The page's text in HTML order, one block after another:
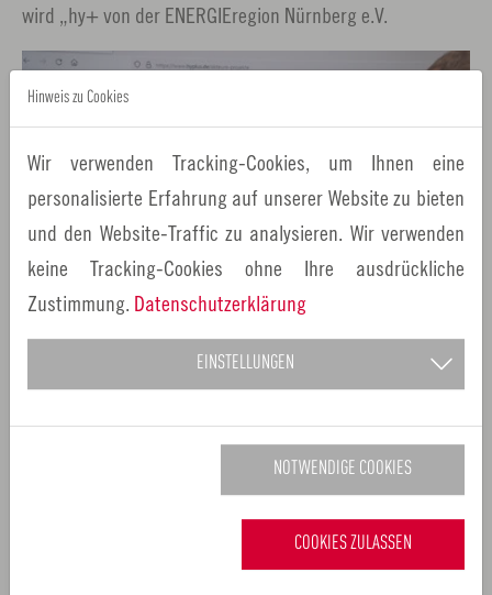
wird „hy+ von der ENERGIEregion Nürnberg e.V.
Akteurskarte der Wasserstoff-Metropolregion Nürnberg auf der
hy+ Wasserstoff-Metropolregion Nürnberg
Hinweis zu Cookies
Wir verwenden Tracking-Cookies, um Ihnen eine
personalisierte Erfahrung auf unserer Website zu bieten
und den Website-Traffic zu analysieren. Wir verwenden
keine Tracking-Cookies ohne Ihre ausdrückliche
Zustimmung. Datenschutzerklärung
EINSTELLUNGEN
NOTWENDIGE COOKIES
COOKIES ZULASSEN